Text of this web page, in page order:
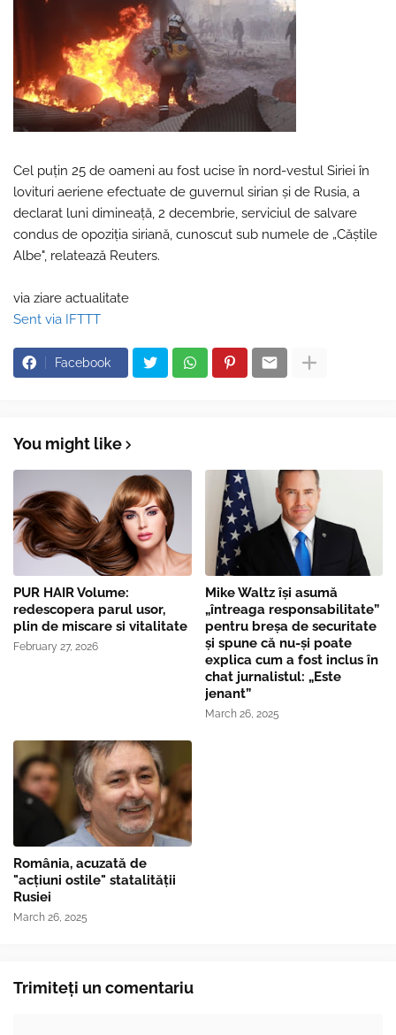
Cel puţin 25 de oameni au fost ucise în nord-vestul Siriei în
lovituri aeriene efectuate de guvernul sirian şi de Rusia, a
declarat luni dimineaţă, 2 decembrie, serviciul de salvare
condus de opoziţia siriană, cunoscut sub numele de „Căştile
Albe", relatează Reuters.
via ziare actualitate
Sent via IFTTT
Facebook
You might like
PUR HAIR Volume:
redescopera parul usor,
plin de miscare si vitalitate
February 27, 2026
Mike Waltz îşi asumă
„întreaga responsabilitate”
pentru breşa de securitate
și spune că nu-și poate
explica cum a fost inclus în
chat jurnalistul: „Este
jenant”
March 26, 2025
România, acuzată de
"acțiuni ostile" statalității
Rusiei
March 26, 2025
Trimiteți un comentariu